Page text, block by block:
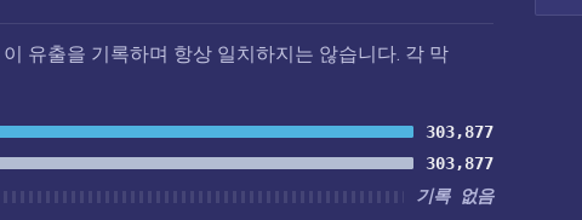
유출을 기록하며 항상 일치하지는 않습니다. 각 막
303,877
303,877
기록 없음